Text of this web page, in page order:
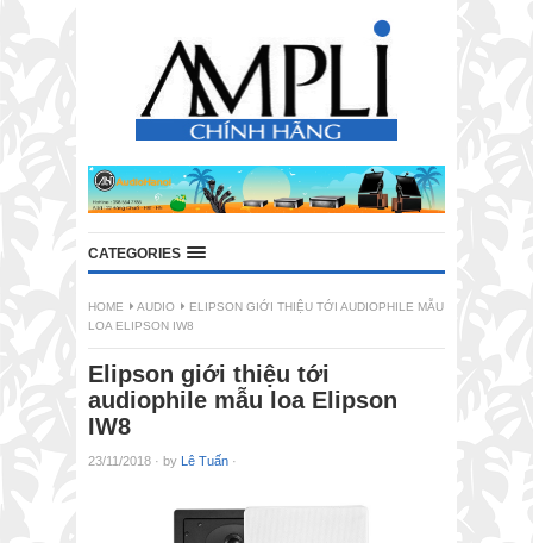
CATEGORIES
HOME AUDIO
ELIPSON GIỚI THIỆU TỚI AUDIOPHILE MẪU
LOA ELIPSON IW8
Elipson giới thiệu tới
audiophile mẫu loa Elipson
IW8
23/11/2018 · by Lê Tuấn ·